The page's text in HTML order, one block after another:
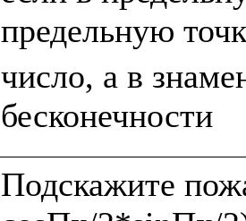
предельную
число, а в
Подскажите